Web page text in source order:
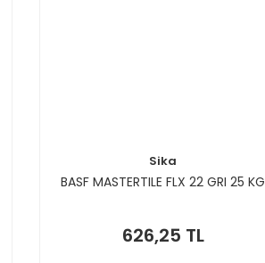
Sika
BASF MASTERTILE FLX 22 GRI 25 KG
626,25 TL